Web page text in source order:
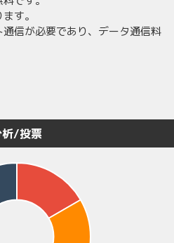
す。
信が必要であり、データ通信料
析/投票